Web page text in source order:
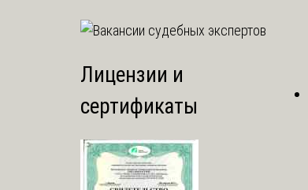
Лицензии и
сертификаты